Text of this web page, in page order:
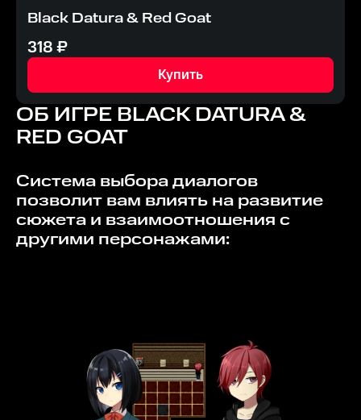
Black Datura & Red Goat
318₽
Купить
ОБ ИГРЕ BLACK DATURA &
RED GOAT
Система выбора диалогов
позволит вам влиять на развитие
сюжета и взаимоотношения с
другими персонажами: